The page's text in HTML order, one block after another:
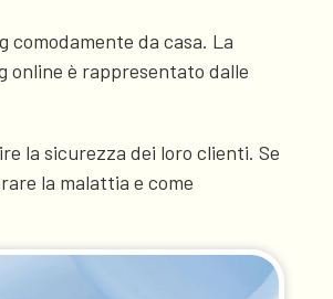
da casa. La
online è rappresentato dalle
la sicurezza dei loro clienti. Se
la malattia e come